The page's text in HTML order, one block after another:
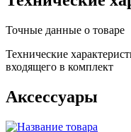
Точные данные о товаре
Технические
входящего в комплект
Аксессуары